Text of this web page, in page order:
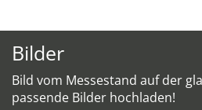
Bilder
Bild vom Messestand auf der
passende Bilder hochladen!